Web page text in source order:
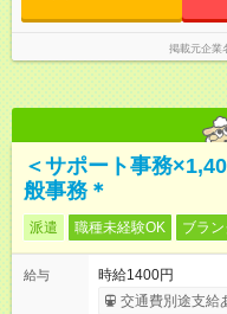
掲載元企業
＜サポート事務
般事務＊
派遣 職種未経験OK ブラ
給与
時給1400円
交通費別途支給